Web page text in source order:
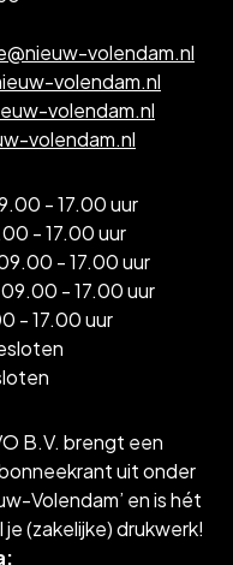
B.V. brengt een
uit onder
Volendam’ en is hét
je (zakelijke) drukwerk!
volendam.nl
volendam.nl
volendam.nl
volendam.nl
- 17.00 uur
- 17.00 uur
- 17.00 uur
- 17.00 uur
- 17.00 uur